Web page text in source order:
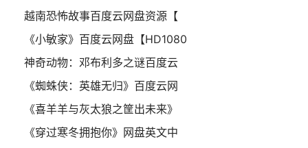
越南恐怖故事百度云网盘资源【
《小敏家》百度云网盘【HD1080
神奇动物：邓布利多之谜百度云
《蜘蛛侠：英雄无归》百度云网
《喜羊羊与灰太狼之筐出未来》
《穿过寒冬拥抱你》网盘英文中